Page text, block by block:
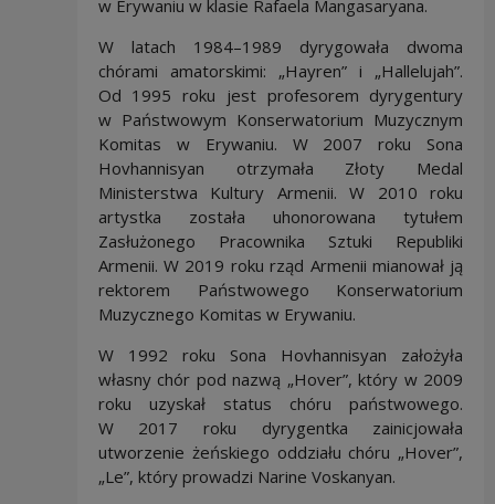
w Erywaniu w klasie Rafaela Mangasaryana.
W latach 1984–1989 dyrygowała dwoma
chórami amatorskimi: „Hayren” i „Hallelujah”.
Od 1995 roku jest profesorem dyrygentury
w Państwowym Konserwatorium Muzycznym
Komitas w Erywaniu. W 2007 roku Sona
Hovhannisyan otrzymała Złoty Medal
Ministerstwa Kultury Armenii. W 2010 roku
artystka została uhonorowana tytułem
Zasłużonego Pracownika Sztuki Republiki
Armenii. W 2019 roku rząd Armenii mianował ją
rektorem Państwowego Konserwatorium
Muzycznego Komitas w Erywaniu.
W 1992 roku Sona Hovhannisyan założyła
własny chór pod nazwą „Hover”, który w 2009
roku uzyskał status chóru państwowego.
W 2017 roku dyrygentka zainicjowała
utworzenie żeńskiego oddziału chóru „Hover”,
„Le”, który prowadzi Narine Voskanyan.